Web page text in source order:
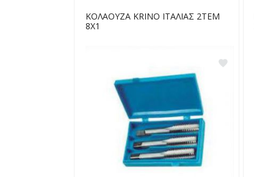
ΚΟΛΑΟΥΖΑ KRINO ΙΤΑΛΙΑΣ 2ΤΕΜ
8Χ1